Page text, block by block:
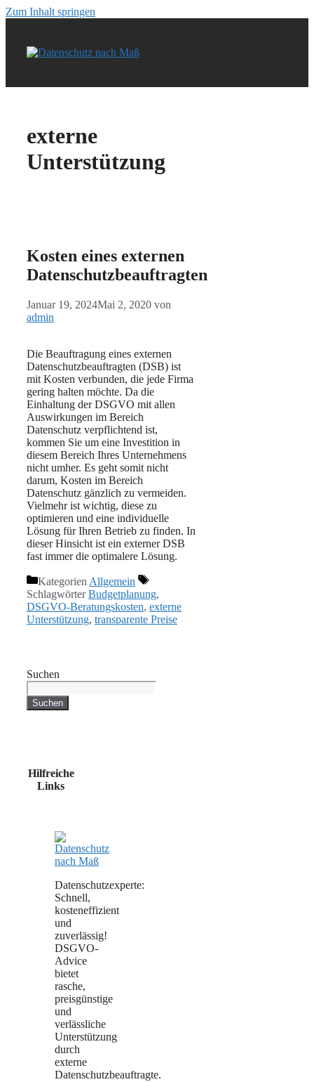
Zum Inhalt springen
externe
Unterstützung
Kosten eines externen
Datenschutzbeauftragten
Januar 19, 2024Mai 2, 2020 von
admin
Die Beauftragung eines externen
Datenschutzbeauftragten (DSB) ist
mit Kosten verbunden, die jede Firma
gering halten möchte. Da die
Einhaltung der DSGVO mit allen
Auswirkungen im Bereich
Datenschutz verpflichtend ist,
kommen Sie um eine Investition in
diesem Bereich Ihres Unternehmens
nicht umher. Es geht somit nicht
darum, Kosten im Bereich
Datenschutz gänzlich zu vermeiden.
Vielmehr ist wichtig, diese zu
optimieren und eine individuelle
Lösung für Ihren Betrieb zu finden. In
dieser Hinsicht ist ein externer DSB
fast immer die optimalere Lösung.
Kategorien Allgemein
SchlagwörterBudgetplanung,
DSGVO-Beratungskosten, externe
Unterstützung, transparente Preise
Suchen
Suchen
Hilfreiche
Links
Datenschutzexperte:
Schnell,
kosteneffizient
und
zuverlässig!
DSGVO-
Advice
bietet
rasche,
preisgünstige
und
verlässliche
Unterstützung
durch
externe
Datenschutzbeauftragte.